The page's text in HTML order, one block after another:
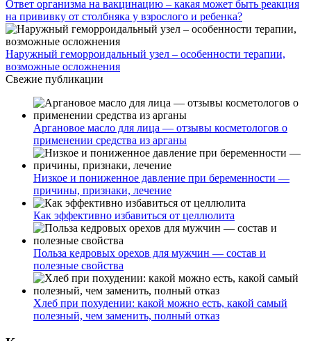
Ответ организма на вакцинацию – какая может быть реакция
на прививку от столбняка у взрослого и ребенка?
Наружный геморроидальный узел – особенности терапии,
возможные осложнения
Свежие публикации
Аргановое масло для лица — отзывы косметологов о
применении средства из арганы
Низкое и пониженное давление при беременности —
причины, признаки, лечение
Как эффективно избавиться от целлюлита
Польза кедровых орехов для мужчин — состав и
полезные свойства
Хлеб при похудении: какой можно есть, какой самый
полезный, чем заменить, полный отказ